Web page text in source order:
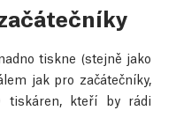
tiskne (stejně jako
jak pro začátečníky,
tiskáren, kteří by rádi